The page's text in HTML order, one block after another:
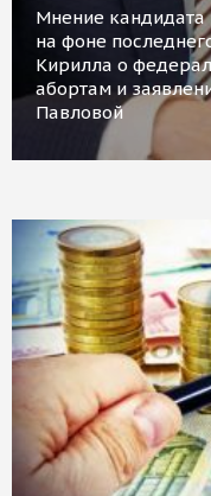
Мнение кандидата
на фоне
Кирилла о
абортам и
Павловой